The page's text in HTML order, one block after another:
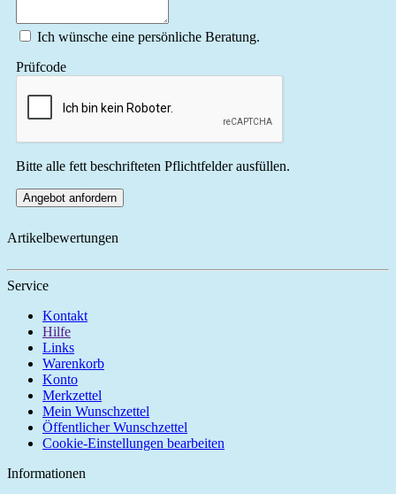
Ich wünsche eine persönliche Beratung.
Prüfcode
Bitte alle fett beschrifteten Pflichtfelder ausfüllen.
Angebot anfordern
Artikelbewertungen
Service
Kontakt
Hilfe
Links
Warenkorb
Konto
Merkzettel
Mein Wunschzettel
Öffentlicher Wunschzettel
Cookie-Einstellungen bearbeiten
Informationen